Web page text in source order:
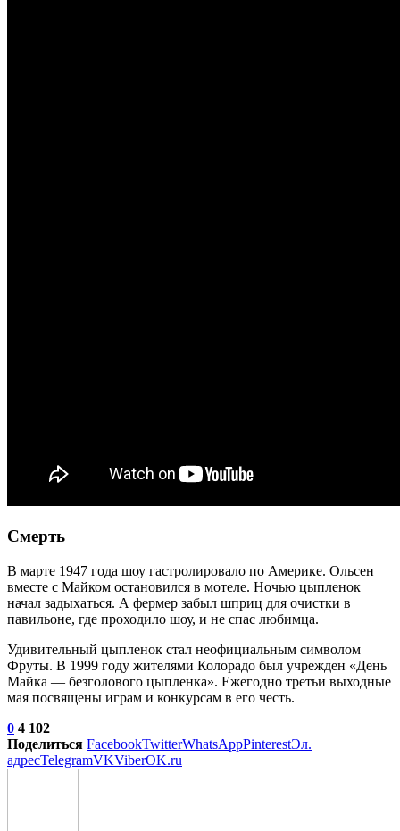
Смерть
В марте 1947 года шоу гастролировало по Америке. Ольсен
вместе с Майком остановился в мотеле. Ночью цыпленок
начал задыхаться. А фермер забыл шприц для очистки в
павильоне, где проходило шоу, и не спас любимца.
Удивительный цыпленок стал неофициальным символом
Фруты. В 1999 году жителями Колорадо был учрежден «День
Майка — безголового цыпленка». Ежегодно третьи выходные
мая посвящены играм и конкурсам в его честь.
0 4 102
Поделиться FacebookTwitterWhatsAppPinterestЭл.
адресTelegramVKViberOK.ru